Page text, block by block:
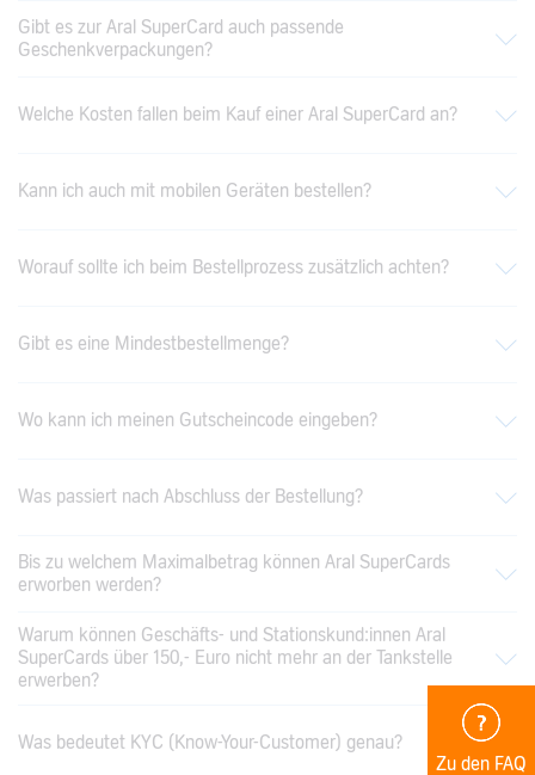
Gibt es zur Aral SuperCard auch passende
Geschenkverpackungen?
Welche Kosten fallen beim Kauf einer Aral SuperCard an?
Kann ich auch mit mobilen Geräten bestellen?
Worauf sollte ich beim Bestellprozess zusätzlich achten?
Gibt es eine Mindestbestellmenge?
Wo kann ich meinen Gutscheincode eingeben?
Was passiert nach Abschluss der Bestellung?
Bis zu welchem Maximalbetrag können Aral SuperCards
erworben werden?
Warum können Geschäfts- und Stationskund:innen Aral
SuperCards über 150,- Euro nicht mehr an der Tankstelle
erwerben?
Was bedeutet KYC (Know-Your-Customer) genau?
Zu den FAQ